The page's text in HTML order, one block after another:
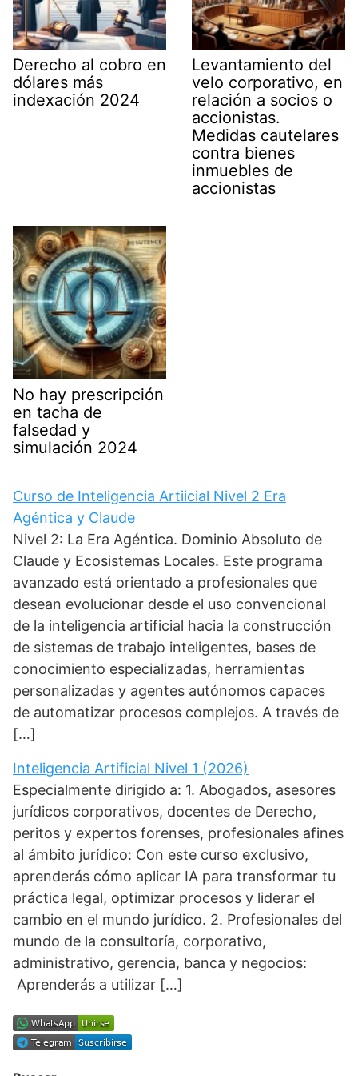
Derecho al cobro en
dólares más
indexación 2024
Levantamiento del
velo corporativo, en
relación a socios o
accionistas.
Medidas cautelares
contra bienes
inmuebles de
accionistas
No hay prescripción
en tacha de
falsedad y
simulación 2024
Curso de Inteligencia Artiicial Nivel 2 Era
Agéntica y Claude
Nivel 2: La Era Agéntica. Dominio Absoluto de
Claude y Ecosistemas Locales. Este programa
avanzado está orientado a profesionales que
desean evolucionar desde el uso convencional
de la inteligencia artificial hacia la construcción
de sistemas de trabajo inteligentes, bases de
conocimiento especializadas, herramientas
personalizadas y agentes autónomos capaces
de automatizar procesos complejos. A través de
[…]
Inteligencia Artificial Nivel 1 (2026)
Especialmente dirigido a: 1. Abogados, asesores
jurídicos corporativos, docentes de Derecho,
peritos y expertos forenses, profesionales afines
al ámbito jurídico: Con este curso exclusivo,
aprenderás cómo aplicar IA para transformar tu
práctica legal, optimizar procesos y liderar el
cambio en el mundo jurídico. 2. Profesionales del
mundo de la consultoría, corporativo,
administrativo, gerencia, banca y negocios:
Aprenderás a utilizar […]